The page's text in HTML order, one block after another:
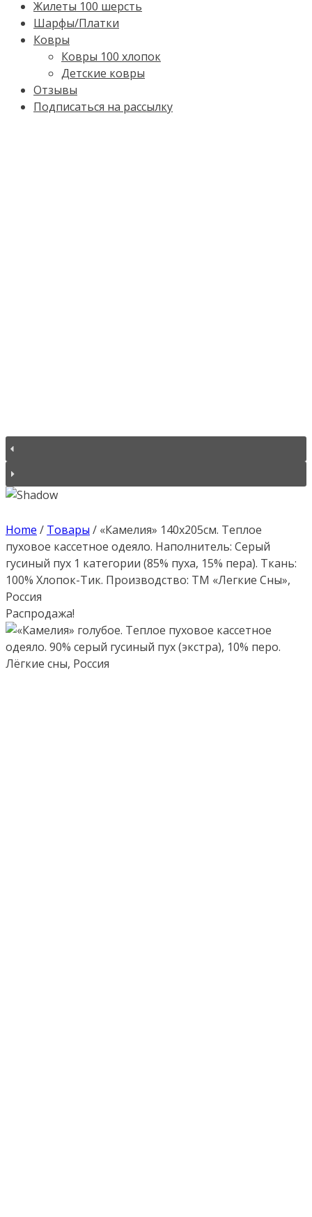
Жилеты 100 шерсть
Шарфы/Платки
Ковры
Ковры 100 хлопок
Детские ковры
Отзывы
Подписаться на рассылку
Home / Товары / «Камелия» 140х205см. Теплое
пуховое кассетное одеяло. Наполнитель: Серый
гусиный пух 1 категории (85% пуха, 15% пера). Ткань:
100% Хлопок-Тик. Производство: ТМ «Легкие Сны»,
Россия
Распродажа!